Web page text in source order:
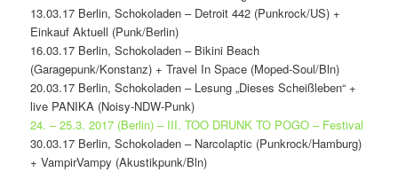
13.03.17 Berlin, Schokoladen – Detroit 442 (Punkrock/US) +
Einkauf Aktuell (Punk/Berlin)
16.03.17 Berlin, Schokoladen – Bikini Beach
(Garagepunk/Konstanz) + Travel In Space (Moped-Soul/Bln)
20.03.17 Berlin, Schokoladen – Lesung „Dieses Scheißleben“ +
live PANIKA (Noisy-NDW-Punk)
24. – 25.3. 2017 (Berlin) – III. TOO DRUNK TO POGO – Festival
30.03.17 Berlin, Schokoladen – Narcolaptic (Punkrock/Hamburg)
+ VampirVampy (Akustikpunk/Bln)